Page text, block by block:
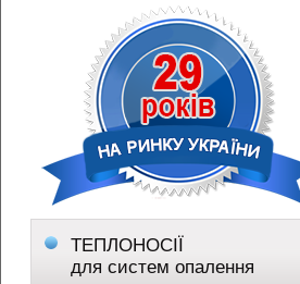
ТЕПЛОНОСІЇ
для систем опалення